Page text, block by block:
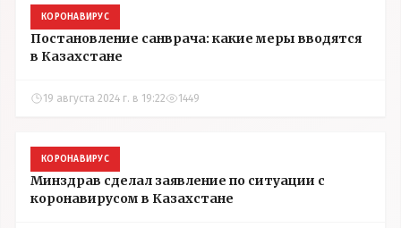
КОРОНАВИРУС
Постановление санврача: какие меры вводятся
в Казахстане
19 августа 2024 г. в 19:22 1449
КОРОНАВИРУС
Минздрав сделал заявление по ситуации с
коронавирусом в Казахстане